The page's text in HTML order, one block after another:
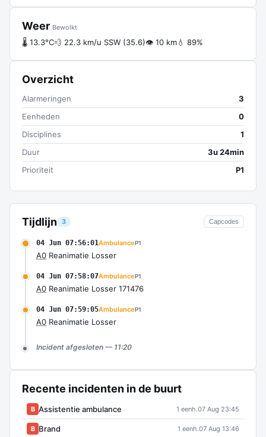
Tijdlijn 3 Capcodes
04 Jun 07:56:01AmbulanceP1
A0 Reanimatie Losser
04 Jun 07:58:07AmbulanceP1
A0 Reanimatie Losser 171476
04 Jun 07:59:05AmbulanceP1
A0 Reanimatie Losser
Incident afgesloten — 11:20
Recente incidenten in de buurt
B Assistentie ambulance 1 eenh.07 Aug 23:45
B Brand 1 eenh.07 Aug 13:46
Weer Bewolkt
🌡 13.3°C💨 22.3 km/u SSW (35.6)👁 10 km💧 89%
Overzicht
Alarmeringen
3
Eenheden
0
Disciplines
1
Duur
3u 24min
Prioriteit
P1